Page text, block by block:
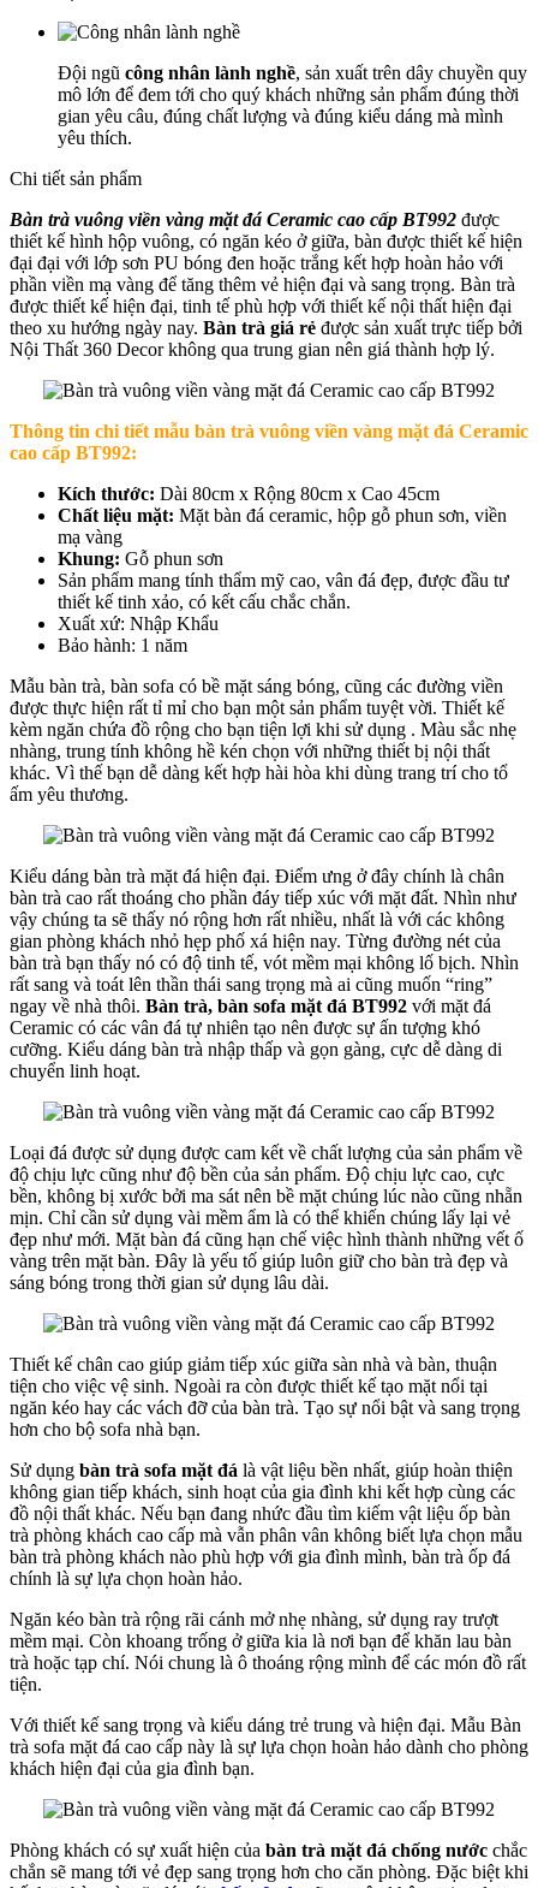
Đội ngũ công nhân lành nghề, sản xuất trên dây chuyền quy
mô lớn để đem tới cho quý khách những sản phẩm đúng thời
gian yêu câu, đúng chất lượng và đúng kiểu dáng mà mình
yêu thích.
Chi tiết sản phẩm
Bàn trà vuông viền vàng mặt đá Ceramic cao cấp BT992 được
thiết kế hình hộp vuông, có ngăn kéo ở giữa, bàn được thiết kế hiện
đại đại với lớp sơn PU bóng đen hoặc trắng kết hợp hoàn hảo với
phần viền mạ vàng để tăng thêm vẻ hiện đại và sang trọng. Bàn trà
được thiết kế hiện đại, tinh tế phù hợp với thiết kế nội thất hiện đại
theo xu hướng ngày nay. Bàn trà giá rẻ được sản xuất trực tiếp bởi
Nội Thất 360 Decor không qua trung gian nên giá thành hợp lý.
Thông tin chi tiết mẫu bàn trà vuông viền vàng mặt đá Ceramic
cao cấp BT992:
Kích thước: Dài 80cm x Rộng 80cm x Cao 45cm
Chất liệu mặt: Mặt bàn đá ceramic, hộp gỗ phun sơn, viền
mạ vàng
Khung: Gỗ phun sơn
Sản phẩm mang tính thẩm mỹ cao, vân đá đẹp, được đầu tư
thiết kế tinh xảo, có kết cấu chắc chắn.
Xuất xứ: Nhập Khẩu
Bảo hành: 1 năm
Mẫu bàn trà, bàn sofa có bề mặt sáng bóng, cũng các đường viền
được thực hiện rất tỉ mỉ cho bạn một sản phẩm tuyệt vời. Thiết kế
kèm ngăn chứa đồ rộng cho bạn tiện lợi khi sử dụng . Màu sắc nhẹ
nhàng, trung tính không hề kén chọn với những thiết bị nội thất
khác. Vì thế bạn dễ dàng kết hợp hài hòa khi dùng trang trí cho tổ
ấm yêu thương.
Kiểu dáng bàn trà mặt đá hiện đại. Điểm ưng ở đây chính là chân
bàn trà cao rất thoáng cho phần đáy tiếp xúc với mặt đất. Nhìn như
vậy chúng ta sẽ thấy nó rộng hơn rất nhiều, nhất là với các không
gian phòng khách nhỏ hẹp phố xá hiện nay. Từng đường nét của
bàn trà bạn thấy nó có độ tinh tế, vót mềm mại không lố bịch. Nhìn
rất sang và toát lên thần thái sang trọng mà ai cũng muốn “ring”
ngay về nhà thôi. Bàn trà, bàn sofa mặt đá BT992 với mặt đá
Ceramic có các vân đá tự nhiên tạo nên được sự ấn tượng khó
cưỡng. Kiểu dáng bàn trà nhập thấp và gọn gàng, cực dễ dàng di
chuyển linh hoạt.
Loại đá được sử dụng được cam kết về chất lượng của sản phẩm về
độ chịu lực cũng như độ bền của sản phẩm. Độ chịu lực cao, cực
bền, không bị xước bởi ma sát nên bề mặt chúng lúc nào cũng nhẵn
mịn. Chỉ cần sử dụng vài mềm ẩm là có thể khiến chúng lấy lại vẻ
đẹp như mới. Mặt bàn đá cũng hạn chế việc hình thành những vết ố
vàng trên mặt bàn. Đây là yếu tố giúp luôn giữ cho bàn trà đẹp và
sáng bóng trong thời gian sử dụng lâu dài.
Thiết kế chân cao giúp giảm tiếp xúc giữa sàn nhà và bàn, thuận
tiện cho việc vệ sinh. Ngoài ra còn được thiết kế tạo mặt nổi tại
ngăn kéo hay các vách đỡ của bàn trà. Tạo sự nổi bật và sang trọng
hơn cho bộ sofa nhà bạn.
Sử dụng bàn trà sofa mặt đá là vật liệu bền nhất, giúp hoàn thiện
không gian tiếp khách, sinh hoạt của gia đình khi kết hợp cùng các
đồ nội thất khác. Nếu bạn đang nhức đầu tìm kiếm vật liệu ốp bàn
trà phòng khách cao cấp mà vẫn phân vân không biết lựa chọn mẫu
bàn trà phòng khách nào phù hợp với gia đình mình, bàn trà ốp đá
chính là sự lựa chọn hoàn hảo.
Ngăn kéo bàn trà rộng rãi cánh mở nhẹ nhàng, sử dụng ray trượt
mềm mại. Còn khoang trống ở giữa kia là nơi bạn để khăn lau bàn
trà hoặc tạp chí. Nói chung là ô thoáng rộng mình để các món đồ rất
tiện.
Với thiết kế sang trọng và kiểu dáng trẻ trung và hiện đại. Mẫu Bàn
trà sofa mặt đá cao cấp này là sự lựa chọn hoàn hảo dành cho phòng
khách hiện đại của gia đình bạn.
Phòng khách có sự xuất hiện của bàn trà mặt đá chống nước chắc
chắn sẽ mang tới vẻ đẹp sang trọng hơn cho căn phòng. Đặc biệt khi